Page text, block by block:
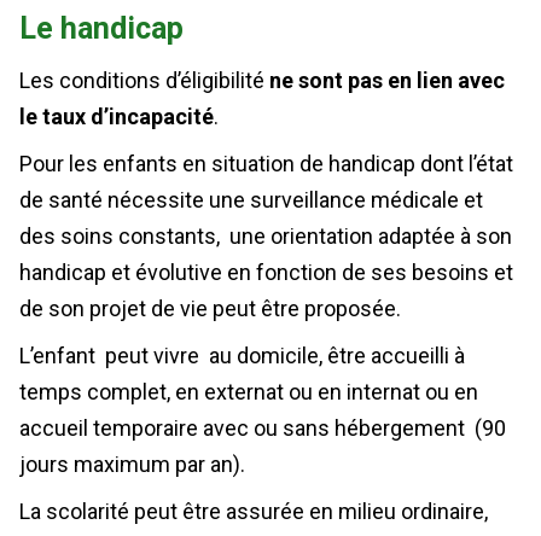
Le handicap
Les conditions d’éligibilité ne sont pas en lien avec
le taux d’incapacité.
Pour les enfants en situation de handicap dont l’état
de santé nécessite une surveillance médicale et
des soins constants, une orientation adaptée à son
handicap et évolutive en fonction de ses besoins et
de son projet de vie peut être proposée.
L’enfant peut vivre au domicile, être accueilli à
temps complet, en externat ou en internat ou en
accueil temporaire avec ou sans hébergement (90
jours maximum par an).
La scolarité peut être assurée en milieu ordinaire,